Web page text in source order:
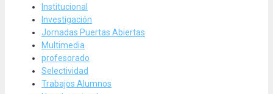
Institucional
Investigación
Jornadas Puertas Abiertas
Multimedia
profesorado
Selectividad
Trabajos Alumnos